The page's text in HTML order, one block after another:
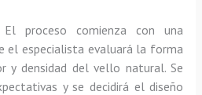
proceso comienza con una
el especialista evaluará la forma
y densidad del vello natural. Se
y se decidirá el diseño